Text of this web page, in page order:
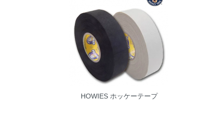
HOWIES ホッケーテープ